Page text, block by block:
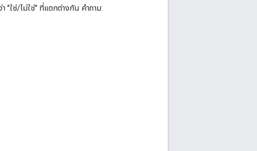
"ใช่/ไม่ใช่" ที่แตกต่างกัน คำถาม: